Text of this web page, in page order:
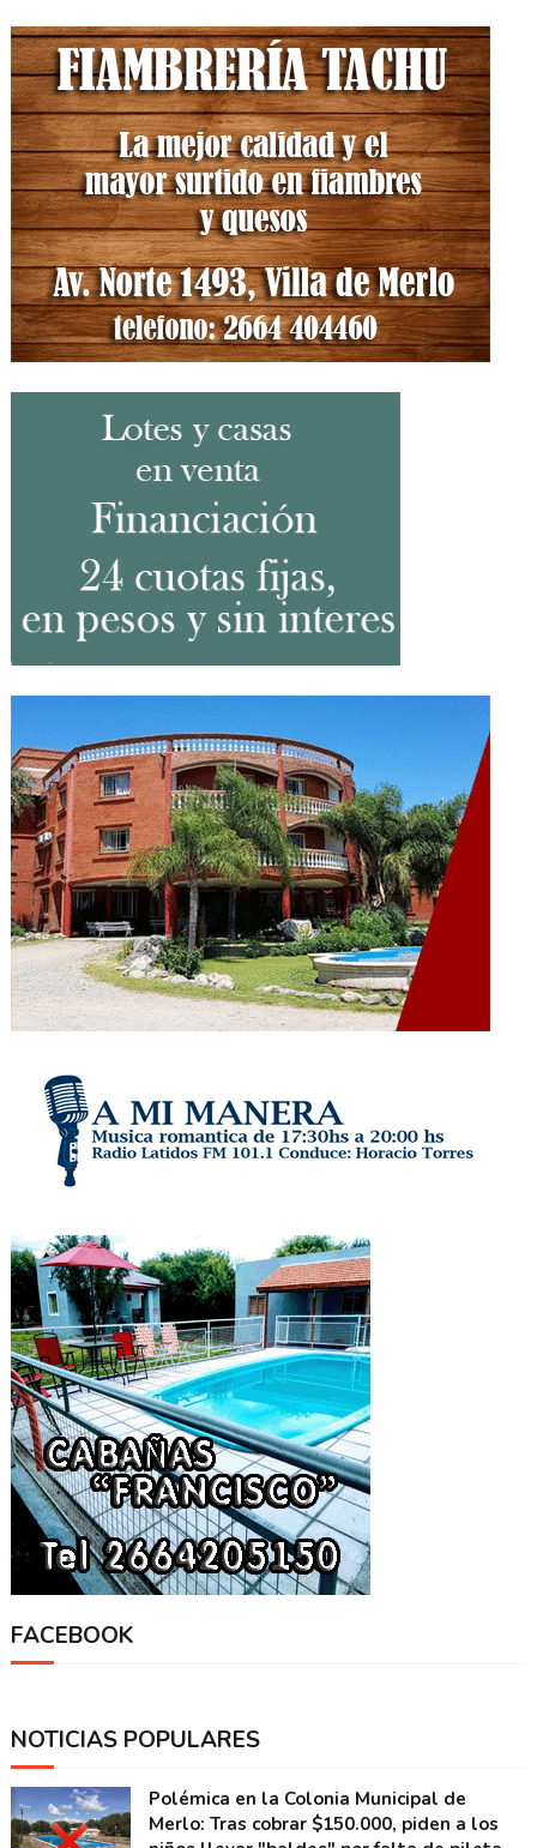
FACEBOOK
NOTICIAS POPULARES
Polémica en la Colonia Municipal de
Merlo: Tras cobrar $150.000, piden a los